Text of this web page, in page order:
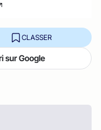
CLASSER
sur Google